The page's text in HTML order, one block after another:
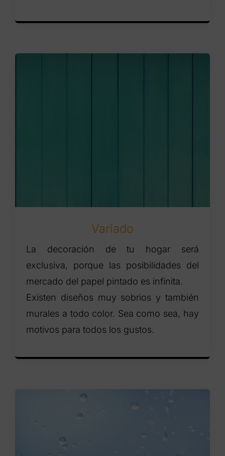
Variado
La decoración de tu hogar será
exclusiva, porque las posibilidades del
mercado del papel pintado es infinita.
Existen diseños muy sobrios y también
murales a todo color. Sea como sea, hay
motivos para todos los gustos.